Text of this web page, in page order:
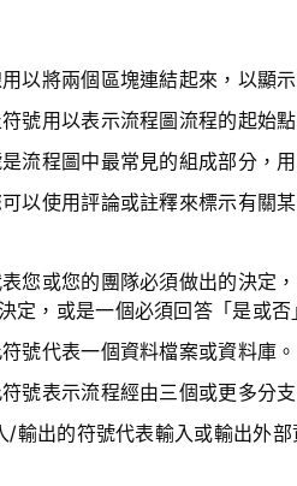
以將兩個區塊連結起來，以顯
號用以表示流程圖流程的起始
流程圖中最常見的組成部分，
以使用評論或註釋來標示有關
您或您的團隊必須做出的決定
定，或是一個必須回答「是或否
符號代表一個資料檔案或資料庫。
符號表示流程經由三個或更多分
/輸出的符號代表輸入或輸出外部